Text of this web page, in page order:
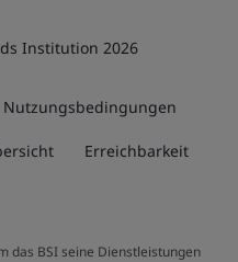
Institution 2026
Nutzungsbedingungen
Erreichbarkeit
das BSI seine Dienstleistungen